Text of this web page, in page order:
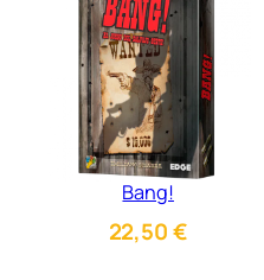
Bang!
22,50€